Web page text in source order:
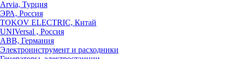
Arvia, Турция
ЭРА, Россия
TOKOV ELECTRIC, Китай
UNIVersal , Россия
ABB, Германия
Электроинструмент и расходники